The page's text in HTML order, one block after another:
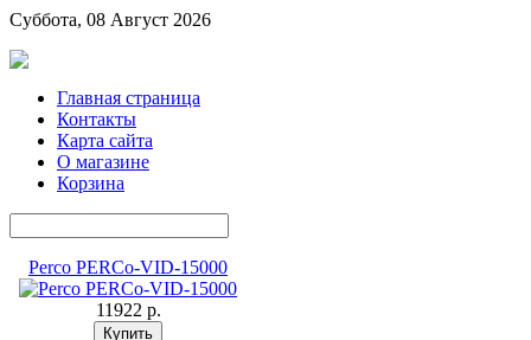
Суббота, 08 Август 2026
Главная страница
Контакты
Карта сайта
О магазине
Корзина
Perco PERCo-VID-15000
11922 p.